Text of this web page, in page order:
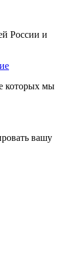
России и
которых мы
вашу